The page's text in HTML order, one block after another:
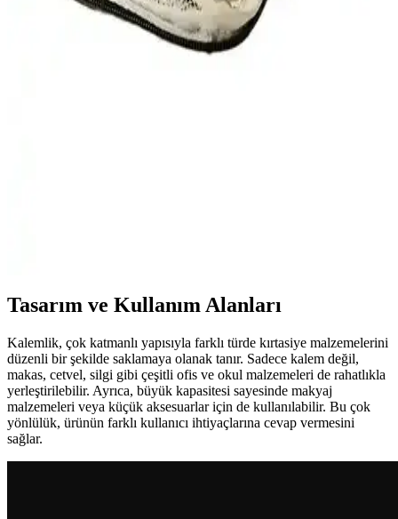
iyi kalemlik seçimini yapmanıza yardımcı oluyoruz.
Nanstore ve Xcspace Büyük Kapasiteli Kalem
Tasarım ve Kullanım Alanları
Kalemlik, çok katmanlı yapısıyla farklı türde kırtasiye malzemelerini
düzenli bir şekilde saklamaya olanak tanır. Sadece kalem değil,
makas, cetvel, silgi gibi çeşitli ofis ve okul malzemeleri de rahatlıkla
yerleştirilebilir. Ayrıca, büyük kapasitesi sayesinde makyaj
malzemeleri veya küçük aksesuarlar için de kullanılabilir. Bu çok
yönlülük, ürünün farklı kullanıcı ihtiyaçlarına cevap vermesini
sağlar.